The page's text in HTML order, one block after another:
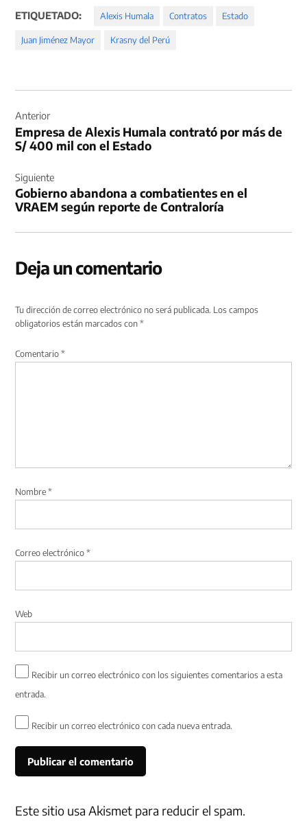
ETIQUETADO: Alexis Humala Contratos Estado
Juan Jiménez Mayor Krasny del Perú
de
entradas
Anterior
Empresa de Alexis Humala contrató por más de
S/ 400 mil con el Estado
Siguiente
Gobierno abandona a combatientes en el
VRAEM según reporte de Contraloría
Deja un comentario
Tu dirección de correo electrónico no será publicada. Los campos
obligatorios están marcados con*
Comentario*
Nombre*
Correo electrónico*
Web
Recibir un correo electrónico con los siguientes comentarios a esta
entrada.
Recibir un correo electrónico con cada nueva entrada.
Este sitio usa Akismet para reducir el spam.